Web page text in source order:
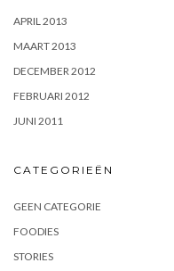
APRIL 2013
MAART 2013
DECEMBER 2012
FEBRUARI 2012
JUNI 2011
CATEGORIEËN
GEEN CATEGORIE
FOODIES
STORIES